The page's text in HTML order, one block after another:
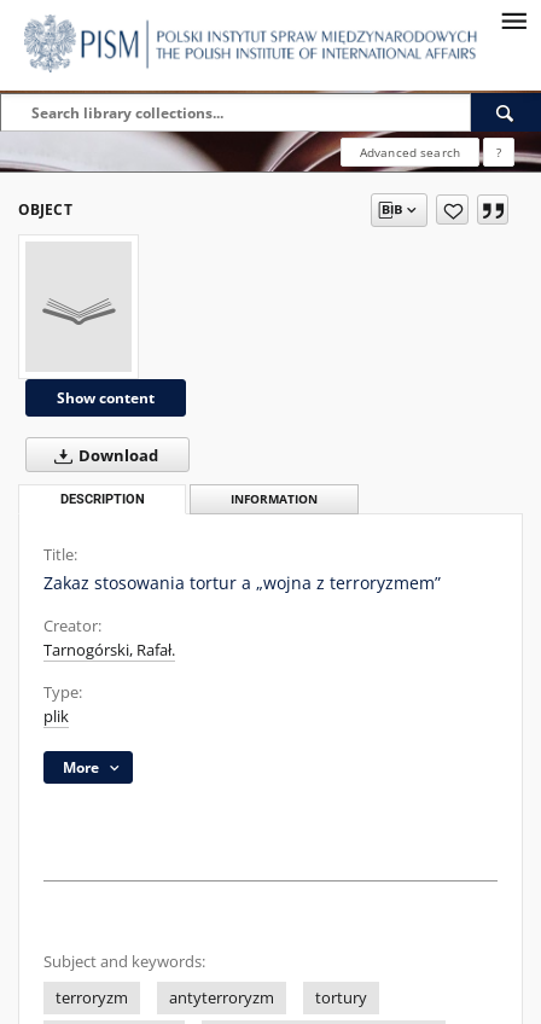
Advanced search ?
OBJECT
Show content
Download
DESCRIPTION INFORMATION
Title:
Zakaz stosowania tortur a „wojna z terroryzmem”
Creator:
Tarnogórski, Rafał.
Type:
plik
More
Subject and keywords:
terroryzm
antyterroryzm
tortury